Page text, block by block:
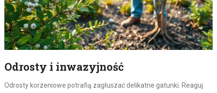
Odrosty i inwazyjność
Odrosty korzeniowe potrafią zagłuszać delikatne gatunki. Reaguj